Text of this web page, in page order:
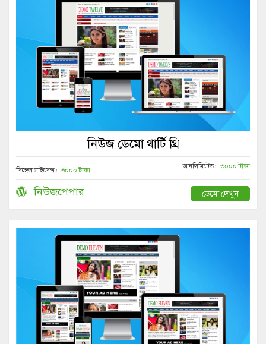
নিউজ ডেমো থার্টি থ্রি
সিঙ্গেল লাইসেন্স : ৩০০০ টাকা আনলিমিটেড : ৩০০০ টাকা
নিউজপেপার ডেমো দেখুন